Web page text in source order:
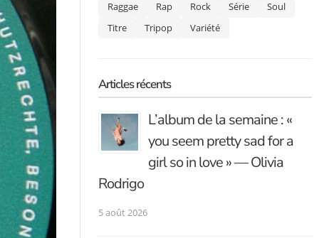
Raggae
Rap Rock Série
Soul
Titre
Tripop Variété
Articles récents
L’album de la semaine : «
you seem pretty sad for a
girl so in love » — Olivia
Rodrigo
5 août 2026